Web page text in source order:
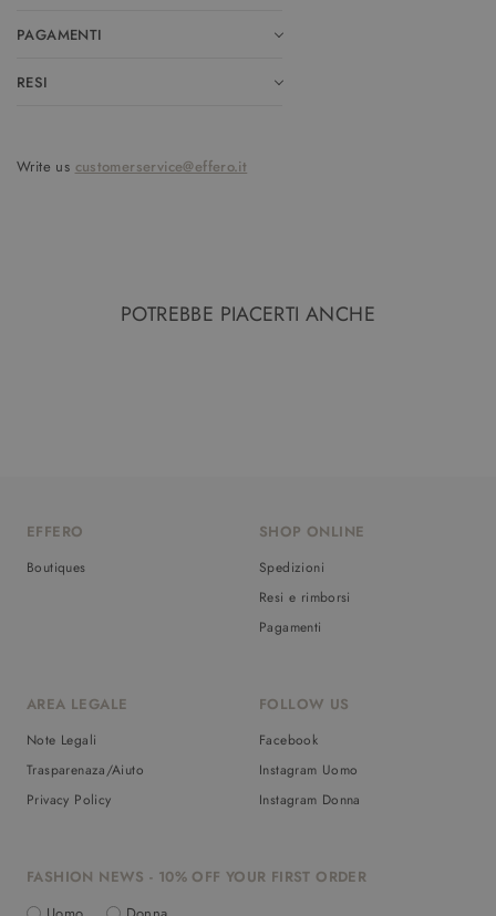
PAGAMENTI
RESI
Write us customerservice@effero.it
POTREBBE PIACERTI ANCHE
EFFERO
Boutiques
SHOP ONLINE
Spedizioni
Resi e rimborsi
Pagamenti
AREA LEGALE
Note Legali
Trasparenaza/Aiuto
Privacy Policy
FOLLOW US
Facebook
Instagram Uomo
Instagram Donna
FASHION NEWS - 10% OFF YOUR FIRST ORDER